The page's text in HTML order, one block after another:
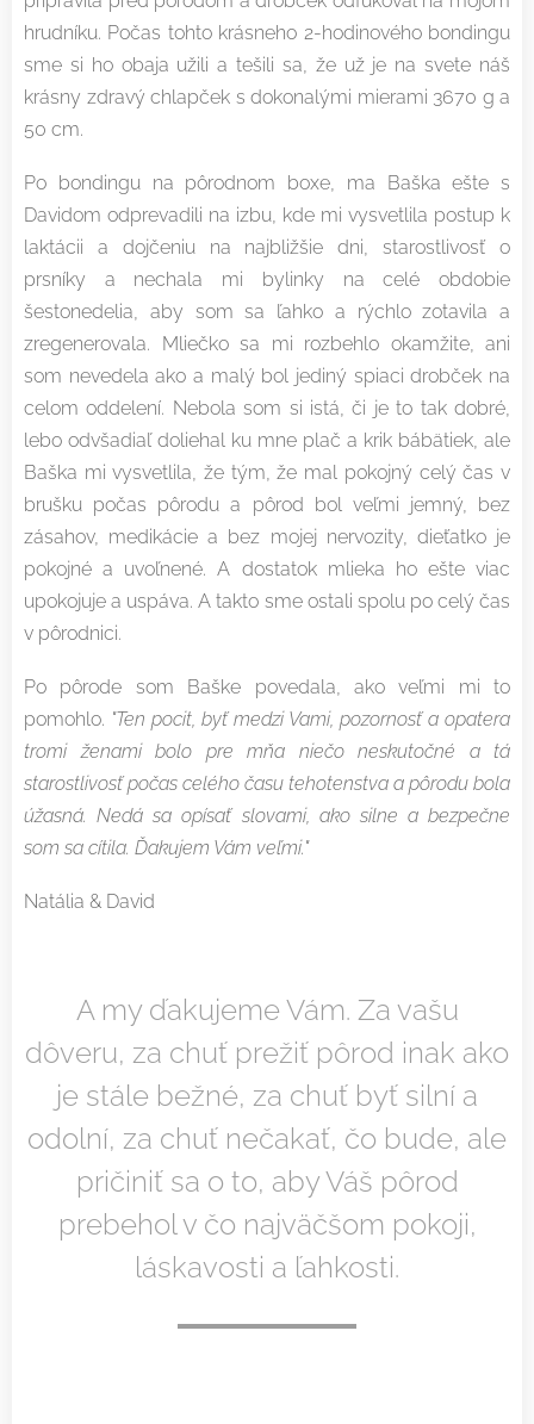
hrudníku. Počas tohto krásneho 2-hodinového bondingu
sme si ho obaja užili a tešili sa, že už je na svete náš
krásny zdravý chlapček s dokonalými mierami 3670 g a
50 cm. ♥
Po bondingu na pôrodnom boxe, ma Baška ešte s
Davidom odprevadili na izbu, kde mi vysvetlila postup k
laktácii a dojčeniu na najbližšie dni, starostlivosť o
prsníky a nechala mi bylinky na celé obdobie
šestonedelia, aby som sa ľahko a rýchlo zotavila a
zregenerovala. Mliečko sa mi rozbehlo okamžite, ani
som nevedela ako a malý bol jediný spiaci drobček na
celom oddelení. Nebola som si istá, či je to tak dobré,
lebo odvšadiaľ doliehal ku mne plač a krik bábätiek, ale
Baška mi vysvetlila, že tým, že mal pokojný celý čas v
brušku počas pôrodu a pôrod bol veľmi jemný, bez
zásahov, medikácie a bez mojej nervozity, dieťatko je
pokojné a uvoľnené. A dostatok mlieka ho ešte viac
upokojuje a uspáva. A takto sme ostali spolu po celý čas
v pôrodnici.
Po pôrode som Baške povedala, ako veľmi mi to
pomohlo. "Ten pocit, byť medzi Vami, pozornosť a opatera
tromi ženami bolo pre mňa niečo neskutočné a tá
starostlivosť počas celého času tehotenstva a pôrodu bola
úžasná. Nedá sa opísať slovami, ako silne a bezpečne
som sa cítila. Ďakujem Vám veľmi."
Natália & David
A my ďakujeme Vám. Za vašu
dôveru, za chuť prežiť pôrod inak ako
je stále bežné, za chuť byť silní a
odolní, za chuť nečakať, čo bude, ale
pričiniť sa o to, aby Váš pôrod
prebehol v čo najväčšom pokoji,
láskavosti a ľahkosti.